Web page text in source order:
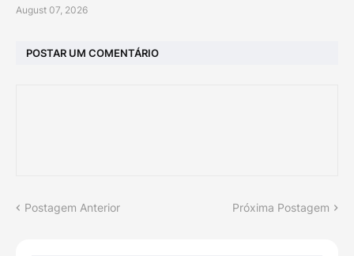
August 07, 2026
POSTAR UM COMENTÁRIO
Postagem Anterior Próxima Postagem